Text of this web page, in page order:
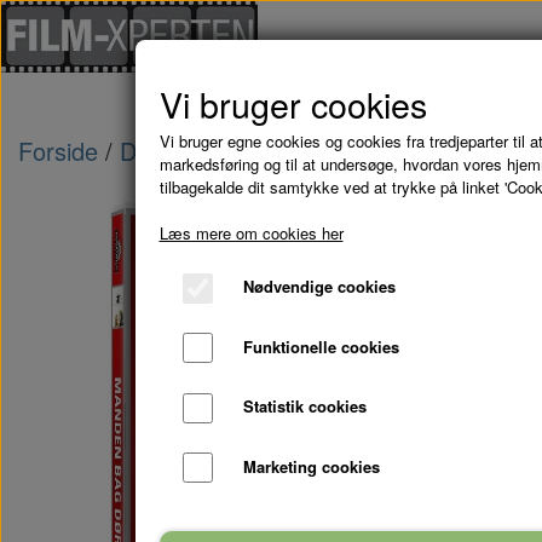
Forside Danske Film MANDEN BAG DØREN
Vi bruger cookies
Vi bruger egne cookies og cookies fra tredjeparter til
markedsføring og til at undersøge, hvordan vores
tilbagekalde dit samtykke ved at trykke på linket
Læs mere om cookies her
Nødvendige cookies
Funktionelle cookies
Statistik cookies
Marketing cookies